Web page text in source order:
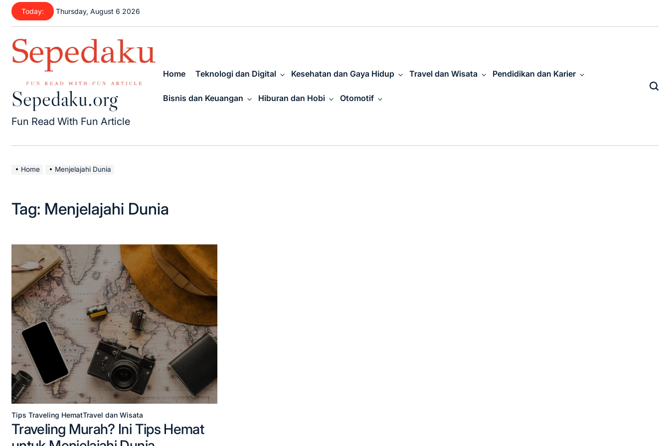
Skip
content
Today: Thursday, August 6 2026
Sepedaku.org
Fun Read With Fun Article
Home Teknologi dan Digital Kesehatan dan Gaya Hidup Travel dan Wisata Pendidikan dan Karier
Bisnis dan Keuangan Hiburan dan Hobi Otomotif
Home Menjelajahi Dunia
Tag: Menjelajahi Dunia
Posted
Tips Traveling HematTravel dan Wisata
Traveling Murah? Ini Tips Hemat